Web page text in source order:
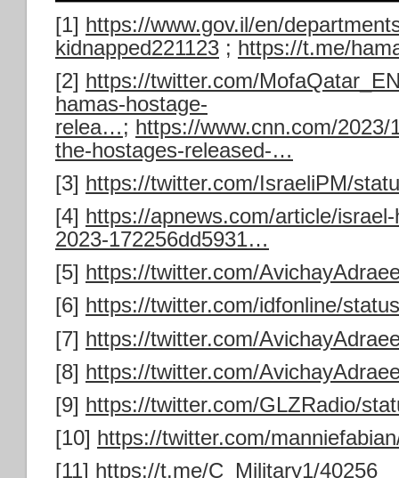
[1] https://www.gov.il/en/
kidnapped221123 ; https://t.me/
[2] https://twitter.com/
hamas-hostage-
relea…; https://www.cnn.com/2023/
the-hostages-released-…
[3] https://twitter.com/IsraeliPM/
[4] https://apnews.com/article/
2023-172256dd5931…
[5] https://twitter.com/
[6] https://twitter.com/idfonline/
[7] https://twitter.com/
[8] https://twitter.com/
[9] https://twitter.com/GLZRadio/
[10] https://twitter.com/
[11] https://t.me/C_Military1/40256